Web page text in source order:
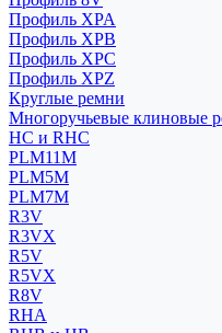
Профиль XPA
Профиль XPB
Профиль XPC
Профиль XPZ
Круглые ремни
Многоручьевые клиновые
HC и RHC
PLM11M
PLM5M
PLM7M
R3V
R3VX
R5V
R5VX
R8V
RHA